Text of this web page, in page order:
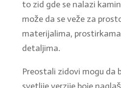
to zid gde se nalazi
može da se veže za
materijalima,
detaljima.
Preostali zidovi mogu da